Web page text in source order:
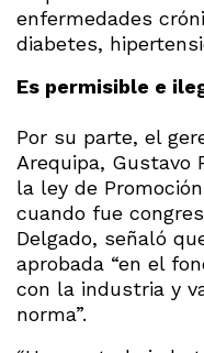
enfermedades
diabetes,
Es permisible e
Por su parte, el
Arequipa, Gustavo
la ley de
cuando fue
Delgado, señaló
aprobada “en el
con la industria y
norma”.